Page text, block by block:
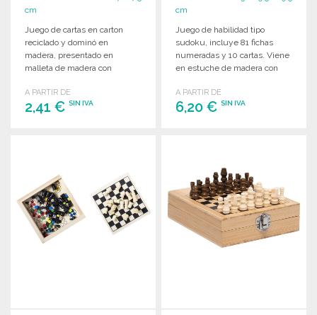
cm
Juego de cartas en carton
reciclado y dominó en
madera, presentado en
malleta de madera con
A PARTIR DE
2,41 € SIN IVA
cm
Juego de habilidad tipo
sudoku, incluye 81 fichas
numeradas y 10 cartas. Viene
en estuche de madera con
A PARTIR DE
6,20 €SIN IVA